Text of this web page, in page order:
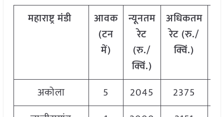
महाराष्ट्रमंडी
आवक
(टन
में)
न्यूनतम
रेट
(रु./
क्विं.)
अधिकतम
रेट (रु./
क्विं.)
अकोला
5 2045 2375